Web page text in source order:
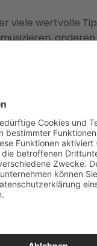
viele wertvolle
gerne tue.
um alle
und gut